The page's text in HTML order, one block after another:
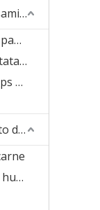
Freing Machine de procesamiento de alimentos
Línea de producción de papas fritas congeladas
Máquina para hacer patatas fritas
Máquina para hacer chips de plátano
Máquina de procesamiento de carne
Máquina de sierra para huesos